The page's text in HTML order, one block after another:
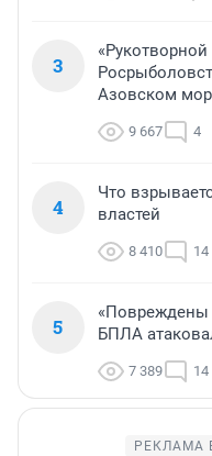
3
Азовском
9 667 4
4
Что
властей
8 410 14
5
«Повреждены
БПЛА
7 389 14
РЕКЛАМА